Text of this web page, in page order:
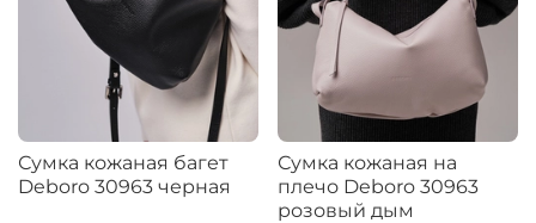
Сумка кожаная багет
Deboro 30963 черная
Сумка кожаная на
плечо Deboro 30963
розовый дым